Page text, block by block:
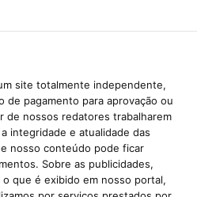
site totalmente independente,
de pagamento para aprovação ou
de nossos redatores trabalharem
integridade e atualidade das
nosso conteúdo pode ficar
Sobre as publicidades,
que é exibido em nosso portal,